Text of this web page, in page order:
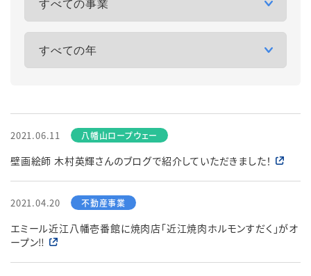
事業一覧
観光・イベント情報
採用情報
お問い合わせ一覧
English 簡体中文
2021.06.11
壁画絵師 木村英輝さんのブログで紹介していただきました！
2021.04.20
エミール近江八幡壱番館に焼肉店「近江焼肉ホルモンすだく」がオ
ープン‼